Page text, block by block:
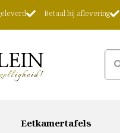
Betaal bij aflevering
Eetkamertafels